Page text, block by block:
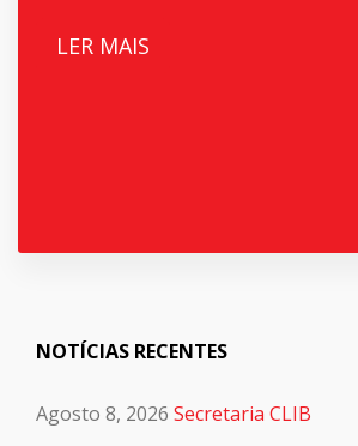
LER MAIS
NOTÍCIAS RECENTES
Agosto 8, 2026 Secretaria CLIB